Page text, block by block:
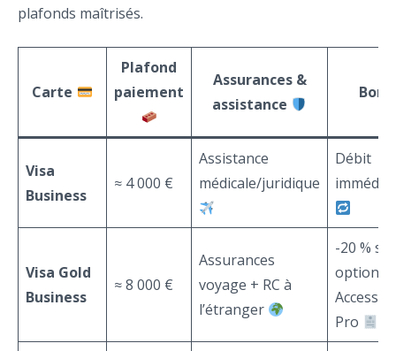
plafonds maîtrisés.
Carte
Plafond
paiement
Assurances &
assistance
Visa
Business
≈ 4 000 €
Assistance
médicale/juridique
Débit
Visa Gold
Business
≈ 8 000 €
Assurances
voyage + RC à
l’étranger
-20 % sur
options
Access
Pro